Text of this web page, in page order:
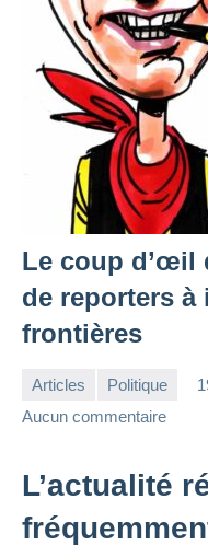
Le coup d’œil
de reporters à
frontières
Articles Politique
Aucun commentaire
L’actualité